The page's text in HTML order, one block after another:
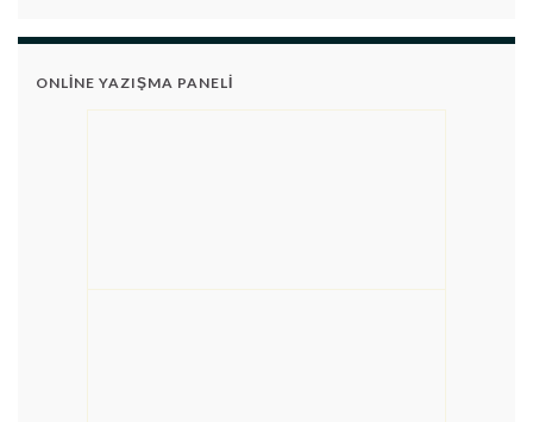
ONLINE YAZIŞMA PANELI